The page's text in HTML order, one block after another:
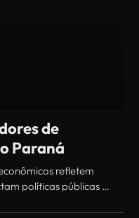
de
Paraná
refletem
políticas públicas e